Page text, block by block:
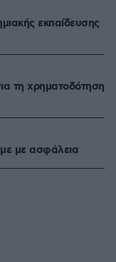
εκπαίδευσης
τη χρηματοδότηση
με ασφάλεια